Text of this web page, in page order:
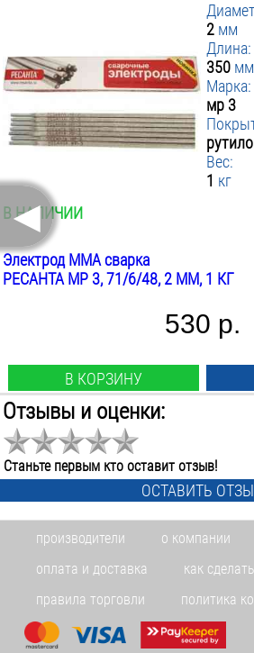
2 мм
Длина:
350 мм
Марка:
мр 3
Вес:
1 кг
В НАЛИЧИИ
Электрод MMA сварка
РЕСАНТА МР 3, 71/6/48, 2 ММ, 1 КГ
530 р.
В КОРЗИНУ
Длина:
350мм
Марка:
ок
Вес:
1кг
В НАЛИЧИИ
◄
Отзывы и оценки:
Станьте первым кто оставит отзыв!
ОСТАВИТЬ
производители о компании
оплата и доставка
как
правила торговли
политика